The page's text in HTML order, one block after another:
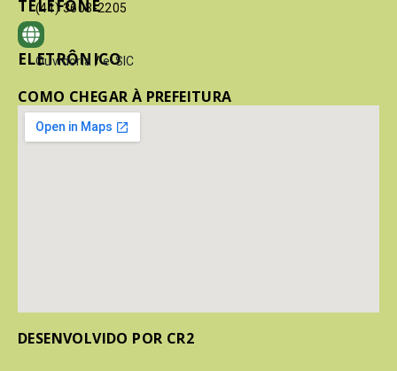
TELEFONE
(41) 3603-2205
ELETRÔNICO
Ouvidoria / e-SIC
COMO CHEGAR À PREFEITURA
DESENVOLVIDO POR CR2